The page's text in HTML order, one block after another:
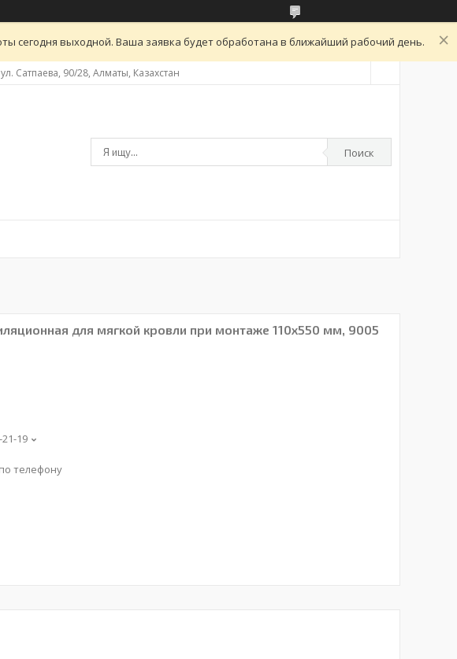
сегодня выходной. Ваша заявка будет обработана в ближайший рабочий день.
Сатпаева, 90/28, Алматы, Казахстан
Поиск
для мягкой кровли при монтаже 110х550 мм, 9005
21-19
телефону